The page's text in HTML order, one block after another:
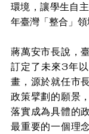
環境，讓學生自
年臺灣「整合」領
蔣萬安市長說，
訂定了未來3年
畫，源於就任市
政策擘劃的願景
落實成為具體的
最重要的一個理